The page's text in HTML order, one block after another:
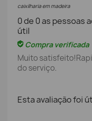
caixilharia em madeira
0de 0as pessoas
útil
Compra verificada
Muito
do serviço.
Esta avaliação foi